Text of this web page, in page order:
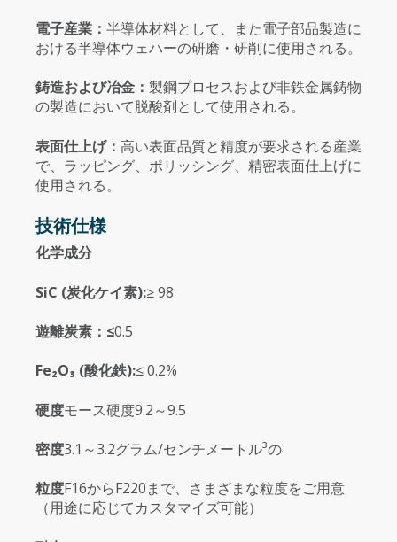
電子産業： 半導体材料として、また電子部品製造に
おける半導体ウェハーの研磨・研削に使用される。
鋳造および冶金： 製鋼プロセスおよび非鉄金属鋳物
の製造において脱酸剤として使用される。
表面仕上げ： 高い表面品質と精度が要求される産業
で、ラッピング、ポリッシング、精密表面仕上げに
使用される。
技術仕様
化学成分
SiC (炭化ケイ素):≥ 98
遊離炭素：≤0.5
Fe₂O₃ (酸化鉄):≤ 0.2%
硬度モース硬度9.2～9.5
密度3.1～3.2グラム/センチメートル³の
粒度F16からF220まで、さまざまな粒度をご用意
（用途に応じてカスタマイズ可能）